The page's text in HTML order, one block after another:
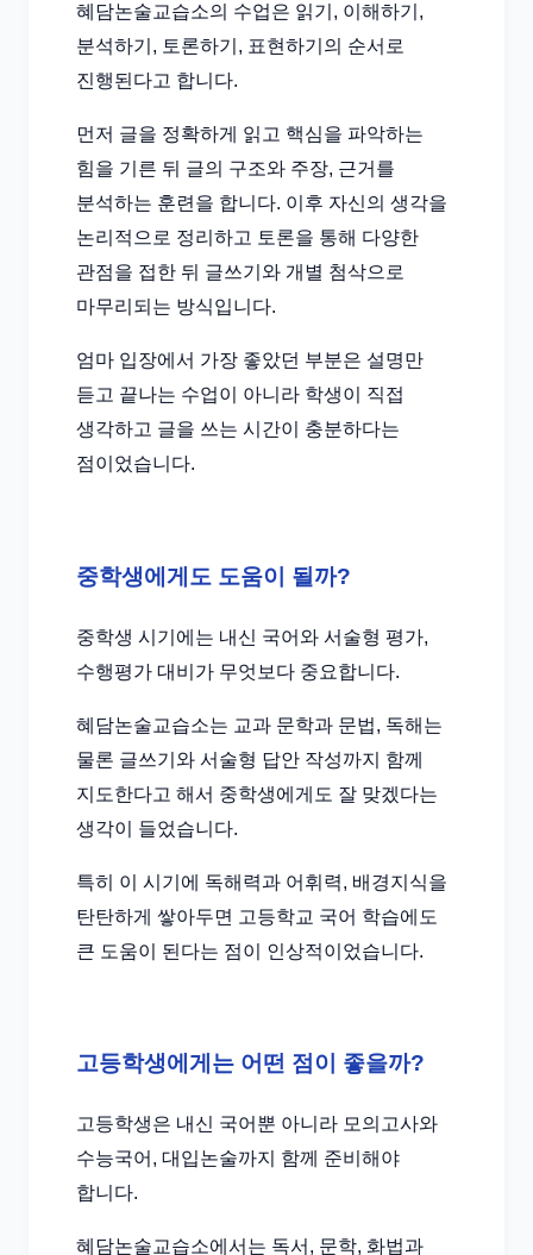
혜담논술교습소의 수업은 읽기, 이해하기,
분석하기, 토론하기, 표현하기의 순서로
진행된다고 합니다.
먼저 글을 정확하게 읽고 핵심을 파악하는
힘을 기른 뒤 글의 구조와 주장, 근거를
분석하는 훈련을 합니다. 이후 자신의 생각을
논리적으로 정리하고 토론을 통해 다양한
관점을 접한 뒤 글쓰기와 개별 첨삭으로
마무리되는 방식입니다.
엄마 입장에서 가장 좋았던 부분은 설명만
듣고 끝나는 수업이 아니라 학생이 직접
생각하고 글을 쓰는 시간이 충분하다는
점이었습니다.
중학생에게도 도움이 될까?
중학생 시기에는 내신 국어와 서술형 평가,
수행평가 대비가 무엇보다 중요합니다.
혜담논술교습소는 교과 문학과 문법, 독해는
물론 글쓰기와 서술형 답안 작성까지 함께
지도한다고 해서 중학생에게도 잘 맞겠다는
생각이 들었습니다.
특히 이 시기에 독해력과 어휘력, 배경지식을
탄탄하게 쌓아두면 고등학교 국어 학습에도
큰 도움이 된다는 점이 인상적이었습니다.
고등학생에게는 어떤 점이 좋을까?
고등학생은 내신 국어뿐 아니라 모의고사와
수능국어, 대입논술까지 함께 준비해야
합니다.
혜담논술교습소에서는 독서, 문학, 화법과